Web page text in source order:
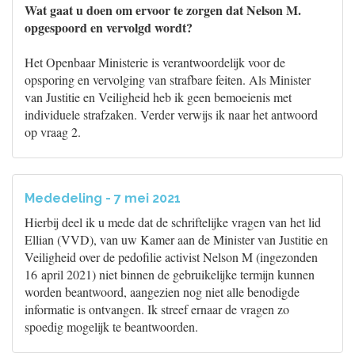
Wat gaat u doen om ervoor te zorgen dat Nelson M.
opgespoord en vervolgd wordt?
Het Openbaar Ministerie is verantwoordelijk voor de
opsporing en vervolging van strafbare feiten. Als Minister
van Justitie en Veiligheid heb ik geen bemoeienis met
individuele strafzaken. Verder verwijs ik naar het antwoord
op vraag 2.
Mededeling - 7 mei 2021
Hierbij deel ik u mede dat de schriftelijke vragen van het lid
Ellian (VVD), van uw Kamer aan de Minister van Justitie en
Veiligheid over de pedofilie activist Nelson M (ingezonden
16 april 2021) niet binnen de gebruikelijke termijn kunnen
worden beantwoord, aangezien nog niet alle benodigde
informatie is ontvangen. Ik streef ernaar de vragen zo
spoedig mogelijk te beantwoorden.